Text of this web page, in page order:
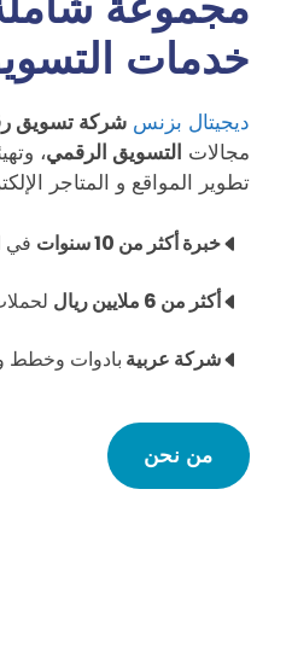
خدمات
ديجيتال بزنس شركة تسويق
مجالات التسويق الرقمي،
تطوير المواقع و المتاجر
خبرة أكثر من 10 سنوات في
أكثر من 6 ملايين ريال
شركة عربية بادوات وخطط
من نحن